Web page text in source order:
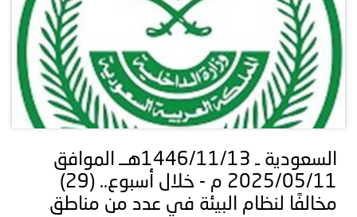
السعودية ـ 1446/11/13هــ الموافق
2025/05/11 م - خلال أسبوع.. (29)
مخالفًا لنظام البيئة في عدد من مناطق